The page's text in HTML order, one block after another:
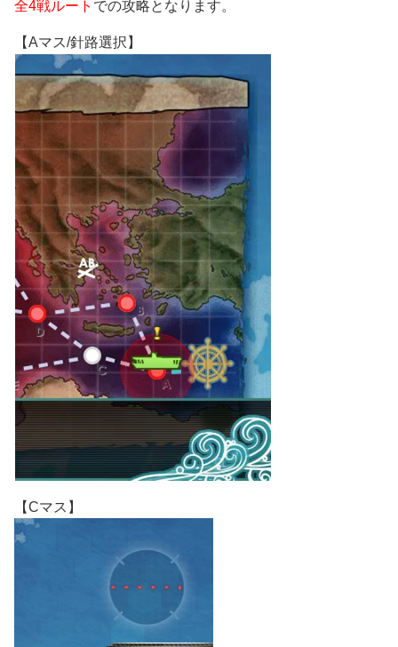
全4戦ルート での攻略となります。
【Aマス/針路選択】
【Cマス】